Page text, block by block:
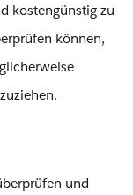
kostengünstig zu
können,
und